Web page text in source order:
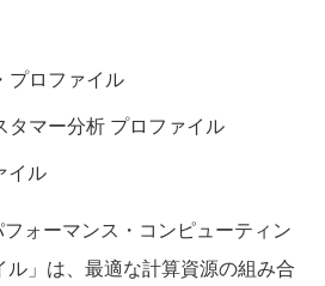
プロファイル
タマー分析 プロファイル
イル
ォーマンス・コンピューティン
」は、最適な計算資源の組み合